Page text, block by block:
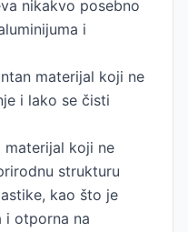
nikakvo posebno
i
materijal koji ne
i lako se čisti
koji ne
strukturu
kao što je
i otporna na